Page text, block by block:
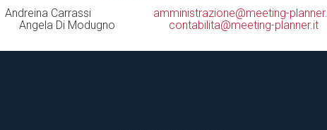
Andreina Carrassi amministrazione@meeting-
Angela Di Modugno contabilita@meeting-planner.it